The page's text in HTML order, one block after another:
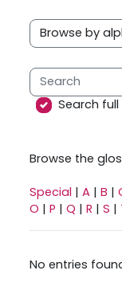
Browse the
Search
Search
Browse the
Special |A |B |
O |P |Q |R |S |
No entries